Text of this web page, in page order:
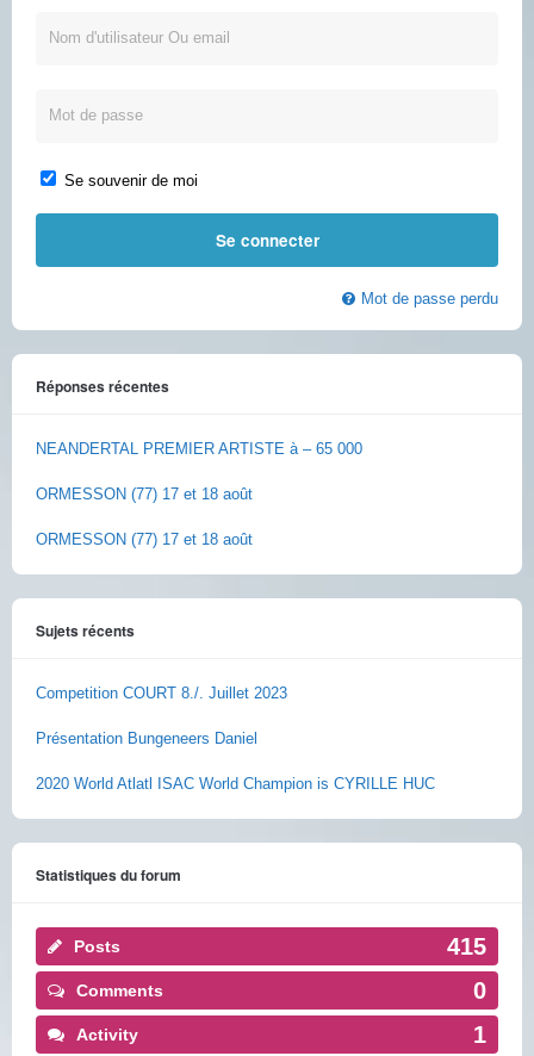
Se souvenir de moi
Mot de passe perdu
Réponses récentes
NEANDERTAL PREMIER ARTISTE à – 65 000
ORMESSON (77) 17 et 18 août
ORMESSON (77) 17 et 18 août
Sujets récents
Competition COURT 8./. Juillet 2023
Présentation Bungeneers Daniel
2020 World Atlatl ISAC World Champion is CYRILLE HUC
Statistiques du forum
Posts 415
Comments 0
Activity 1